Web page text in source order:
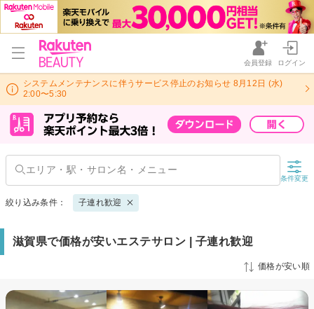
会員登録 ログイン
システムメンテナンスに伴うサービス停止のお知らせ 8月12日 (水)
2:00〜5:30
条件変更
絞り込み条件： 子連れ歓迎
滋賀県で価格が安いエステサロン | 子連れ歓迎
価格が安い順